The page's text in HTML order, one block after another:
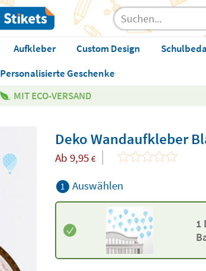
Aufkleber Custom Design
Personalisierte Geschenke
MIT ECO-VERSAND
Deko Wandaufkleber
Ab 9,95 €
1 Auswählen
1